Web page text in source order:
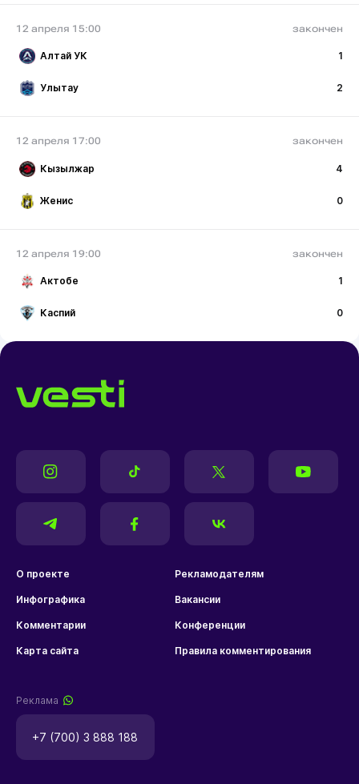
12 апреля 15:00 закончен
Алтай УК 1
Улытау 2
12 апреля 17:00 закончен
Кызылжар 4
Женис 0
12 апреля 19:00 закончен
Актобе 1
Каспий 0
О проекте Рекламодателям
Инфографика Вакансии
Комментарии Конференции
Карта сайта Правила комментирования
Реклама
+7 (700) 3 888 188